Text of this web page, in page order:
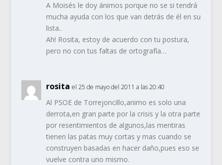
A Moisés le doy ánimos porque no se si tendrá
mucha ayuda con los que van detrás de él en su
lista..
Ah! Rosita, estoy de acuerdo con tu postura,
pero no con tus faltas de ortografía…
rosita el 25 de mayo del 2011 a las 20:40
Al PSOE de Torrejoncillo,animo es solo una
derrota,en gran parte por la crisis y la otra parte
por resentimientos de algunos,las mentiras
tienen las patas muy cortas y mas cuando se
construyen basadas en hacer daño,pues eso se
vuelve contra uno mismo.